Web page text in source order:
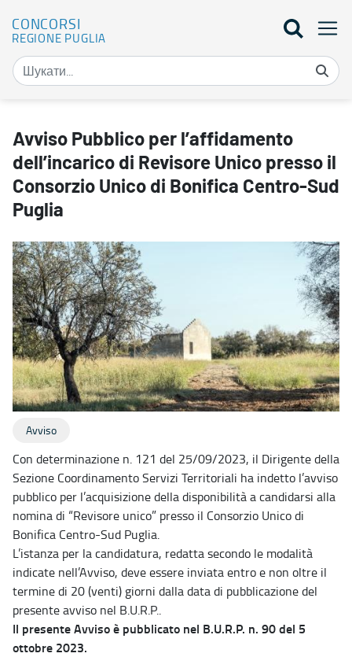
CONCORSI
REGIONE PUGLIA
Avviso Pubblico per l’affidamento
dell’incarico di Revisore Unico presso il
Consorzio Unico di Bonifica Centro-Sud
Puglia
Avviso
Con determinazione n. 121 del 25/09/2023, il Dirigente della
Sezione Coordinamento Servizi Territoriali ha indetto l’avviso
pubblico per l’acquisizione della disponibilità a candidarsi alla
nomina di “Revisore unico” presso il Consorzio Unico di
Bonifica Centro-Sud Puglia.
L’istanza per la candidatura, redatta secondo le modalità
indicate nell’Avviso, deve essere inviata entro e non oltre il
termine di 20 (venti) giorni dalla data di pubblicazione del
presente avviso nel B.U.R.P..
Il presente Avviso è pubblicato nel B.U.R.P. n. 90 del 5
ottobre 2023.